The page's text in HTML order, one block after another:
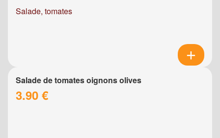
Salade, tomates
Salade de tomates oignons olives
3.90 €